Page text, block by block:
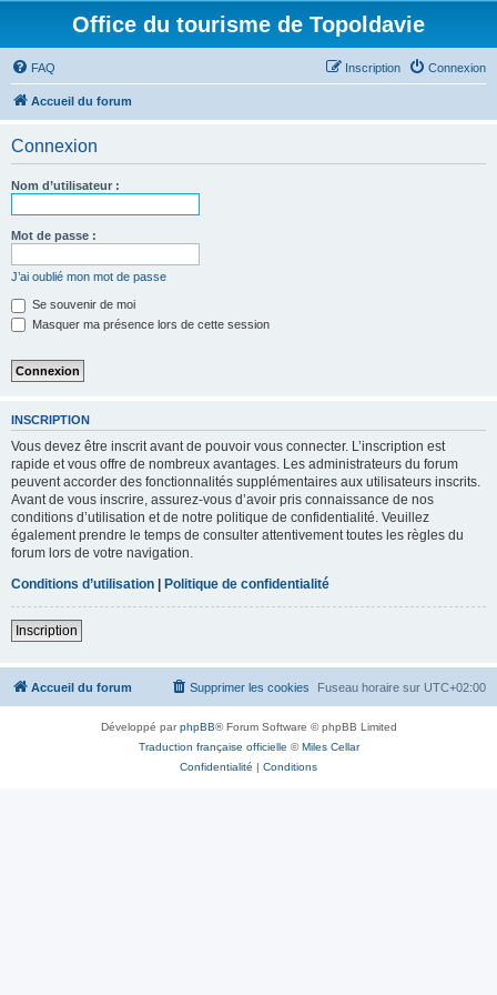
Office du tourisme de Topoldavie
FAQ Connexion
Inscription
Accueil du forum
Connexion
Nom d’utilisateur :
Mot de passe :
J’ai oublié mon mot de passe
Se souvenir de moi
Masquer ma présence lors de cette session
INSCRIPTION
Vous devez être inscrit avant de pouvoir vous connecter. L’inscription est
rapide et vous offre de nombreux avantages. Les administrateurs du forum
peuvent accorder des fonctionnalités supplémentaires aux utilisateurs inscrits.
Avant de vous inscrire, assurez-vous d’avoir pris connaissance de nos
conditions d’utilisation et de notre politique de confidentialité. Veuillez
également prendre le temps de consulter attentivement toutes les règles du
forum lors de votre navigation.
Conditions d’utilisation | Politique de confidentialité
Inscription
Accueil du forum Fuseau horaire sur UTC+02:00
Supprimer les cookies
Développé parphpBB® Forum Software © phpBB Limited
Traduction française officielle ©Miles Cellar
Confidentialité | Conditions